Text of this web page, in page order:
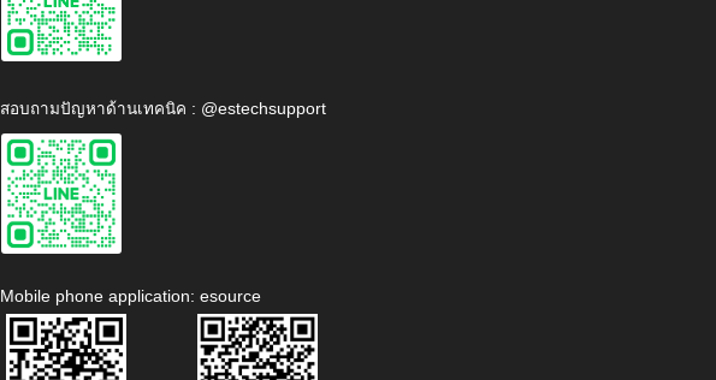
สอบถามปัญหาด้านเทคนิค : @estechsupport
Mobile phone application: esource